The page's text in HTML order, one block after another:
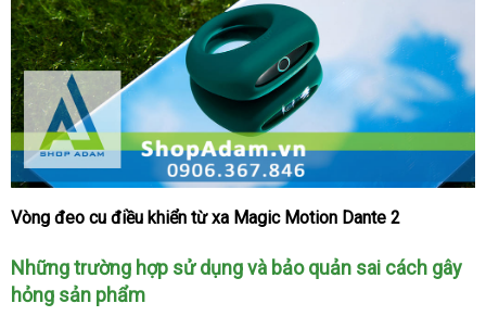
Vòng
cậu
nhỏ
Vòng đeo cu điều khiển từ xa Magic Motion Dante 2
nổi
tiếng
Những trường hợp sử dụngtận
và bảo quản sai cách gây
hỏng sản phẩm